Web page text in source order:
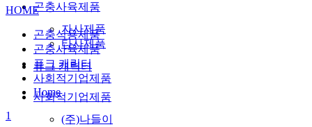
곤충사육제품
자사제품
타사제품
퓨그 캐릭터
사회적기업제품
(주)나들이
HOME
곤충식용제품
곤충사육제품
퓨그 캐릭터
사회적기업제품
Home
1